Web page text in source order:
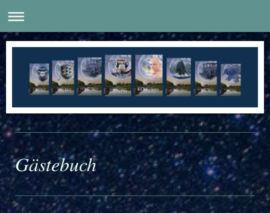
Gästebuch